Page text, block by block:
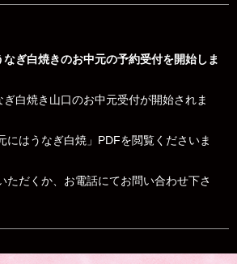
なぎ白焼きのお中元の予約受付を開始しま
白焼き山口のお中元受付が開始されま
にはうなぎ白焼」PDFを閲覧くださいま
ただくか、お電話にてお問い合わせ下さ